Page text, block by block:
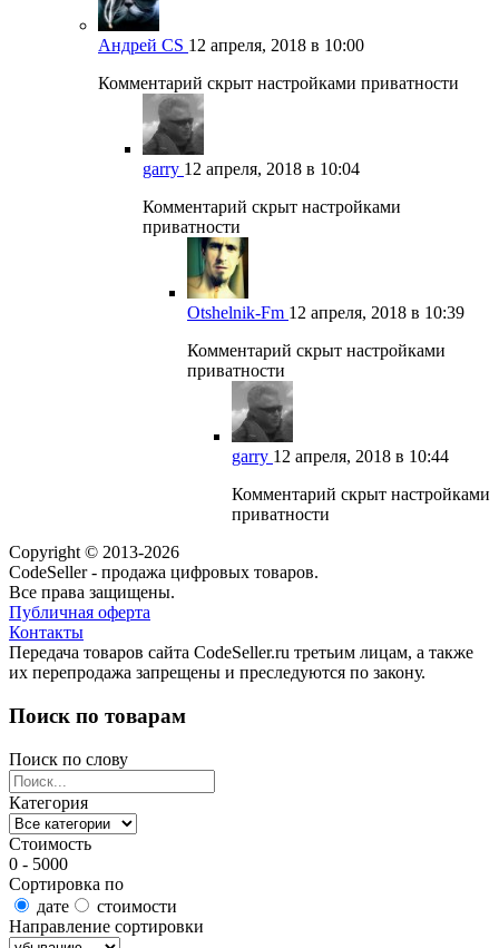
Андрей CS 12 апреля, 2018 в 10:00
Комментарий скрыт настройками приватности
garry 12 апреля, 2018 в 10:04
Комментарий скрыт настройками
приватности
Otshelnik-Fm 12 апреля, 2018 в 10:39
Комментарий скрыт настройками
приватности
garry 12 апреля, 2018 в 10:44
Комментарий скрыт настройками
приватности
Copyright © 2013-2026
CodeSeller - продажа цифровых товаров.
Все права защищены.
Публичная оферта
Контакты
Передача товаров сайта CodeSeller.ru третьим лицам, а также
их перепродажа запрещены и преследуются по закону.
Поиск по товарам
Поиск по слову
Категория
Стоимость
0 - 5000
Сортировка по
дате
стоимости
Направление сортировки